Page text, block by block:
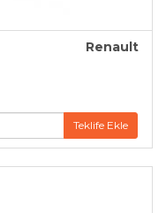
Renault
Teklife Ekle